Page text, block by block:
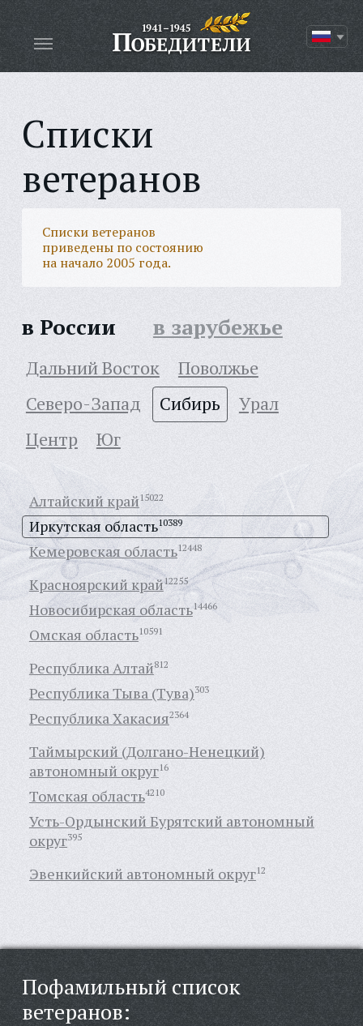
Списки
ветеранов
Списки ветеранов
приведены по состоянию
на начало 2005 года.
в России в зарубежье
Дальний Восток
Поволжье
Северо-Запад
Сибирь
Урал
Центр
Юг
Алтайский край15022
Иркутская область10389
Кемеровская область12448
Красноярский край12255
Новосибирская область14466
Омская область10591
Республика Алтай812
Республика Тыва (Тува)303
Республика Хакасия2364
Таймырский (Долгано-Ненецкий)
автономный округ16
Томская область4210
Усть-Ордынский Бурятский автономный
округ395
Эвенкийский автономный округ12
Пофамильный список
ветеранов: